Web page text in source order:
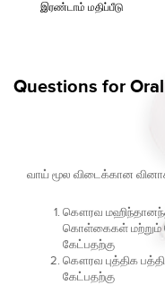
இரண்டாம் மதிப்பீடு
Questions for
வாய் மூல விடைக்கான
கௌரவ
கொள்கைகள் மற்றும்
கேட்பதற்கு
கௌரவ புத்திக
கேட்பதற்கு